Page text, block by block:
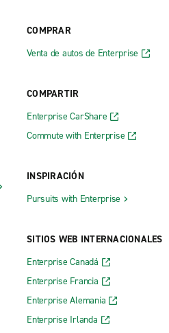
COMPRAR
Venta de autos de Enterprise
COMPARTIR
Enterprise CarShare
Commute with Enterprise
INSPIRACIÓN
Pursuits with Enterprise
SITIOS WEB INTERNACIONALES
Enterprise Canadá
Enterprise Francia
Enterprise Alemania
Enterprise Irlanda